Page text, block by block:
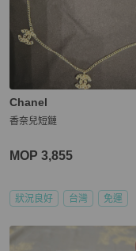
Chanel
香奈兒短鏈
MOP 3,855
狀況良好 台灣 免運